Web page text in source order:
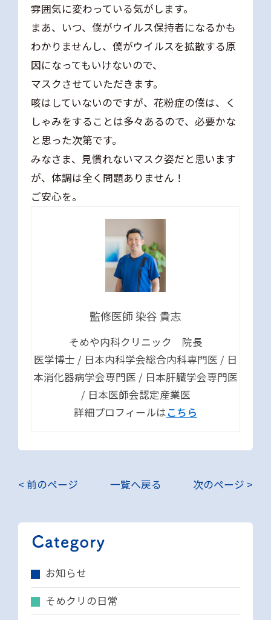
雰囲気に変わっている気がします。
まあ、いつ、僕がウイルス保持者になるかも
わかりませんし、僕がウイルスを拡散する原
因になってもいけないので、
マスクさせていただきます。
咳はしていないのですが、花粉症の僕は、く
しゃみをすることは多々あるので、必要かな
と思った次第です。
みなさま、見慣れないマスク姿だと思います
が、体調は全く問題ありません！
ご安心を。
監修医師 染谷 貴志
そめや内科クリニック 院長
医学博士 / 日本内科学会総合内科専門医 / 日
本消化器病学会専門医 / 日本肝臓学会専門医
/ 日本医師会認定産業医
詳細プロフィールはこちら
< 前のページ 一覧へ戻る 次のページ >
お知らせ
そめクリの日常